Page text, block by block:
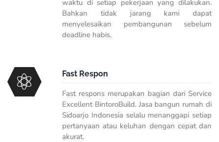
waktu di setiap pekerjaan yang dilakukan.
Bahkan tidak jarang kami dapat
menyelesaikan pembangunan sebelum
deadline habis.
Fast Respon
Fast respons merupakan bagian dari Service
Excellent BintoroBuild. Jasa bangun rumah di
Sidoarjo Indonesia selalu menanggapi setiap
pertanyaan atau keluhan dengan cepat dan
akurat.